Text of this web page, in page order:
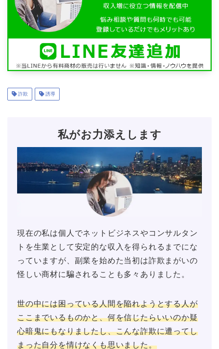
詐欺 誘導
私がお力添えします
現在の私は個人でネットビジネスやコンサルタン
トを生業として安定的な収入を得られるまでにな
っていますが、副業を始めた当初は詐欺まがいの
怪しい商材に騙されることも多々ありました。
世の中には困っている人間を陥れようとする人が
ここまでいるものかと、何を信じたらいいのか疑
心暗鬼にもなりましたし、こんな詐欺に遭ってし
まった自分を情けなくも思いました。